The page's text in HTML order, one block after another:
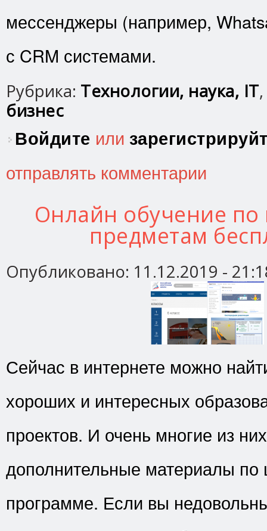
мессенджеры (например,
с CRM системами.
Рубрика: Технологии, наука, IT,
бизнес
Войдите или
отправлять комментарии
Онлайн обучение
предметам
Опубликовано: 11.12.2019 -
Сейчас в интернете можно
хороших и интересных
проектов. И очень многие из
дополнительные материалы по
программе. Если вы